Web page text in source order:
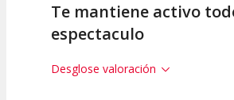
Te mantiene activo
espectaculo
Desglose valoración